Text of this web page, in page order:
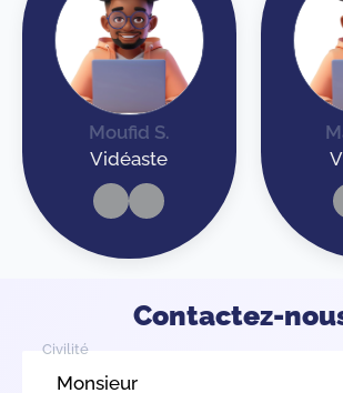
Moufid S.
Vidéaste
Contactez-
Civilité